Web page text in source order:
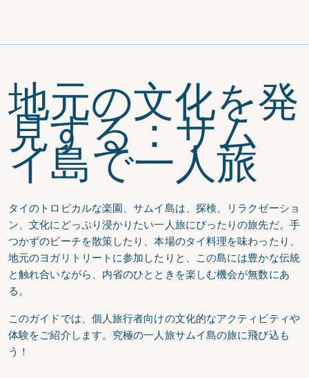
地元の文化を発
見する：サム
イ島で一人旅
タイのトロピカルな楽園、サムイ島は、探検、リラクゼーショ
ン、文化にどっぷり浸かりたい一人旅にぴったりの旅先だ。手
つかずのビーチを散策したり、本場のタイ料理を味わったり、
地元のヨガリトリートに参加したりと、この島には豊かな伝統
と触れ合いながら、内省のひとときを楽しむ機会が無数にあ
る。
このガイドでは、個人旅行者向けの文化的なアクティビティや
体験をご紹介します。究極の一人旅サムイ島の旅に飛び込も
う！